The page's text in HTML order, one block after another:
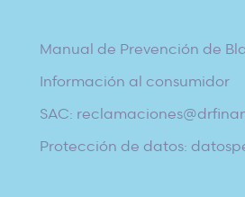
Manual de Prevención de
Información al consumidor
SAC:
Protección de datos: